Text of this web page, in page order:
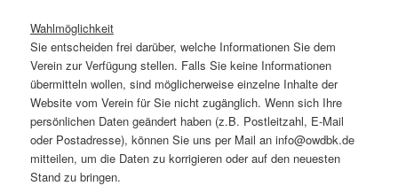
Wahlmöglichkeit
Sie entscheiden frei darüber, welche Informationen Sie dem
Verein zur Verfügung stellen. Falls Sie keine Informationen
übermitteln wollen, sind möglicherweise einzelne Inhalte der
Website vom Verein für Sie nicht zugänglich. Wenn sich Ihre
persönlichen Daten geändert haben (z.B. Postleitzahl, E-Mail
oder Postadresse), können Sie uns per Mail an info@owdbk.de
mitteilen, um die Daten zu korrigieren oder auf den neuesten
Stand zu bringen.